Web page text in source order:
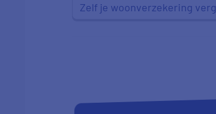
Zelf je woonverzekering